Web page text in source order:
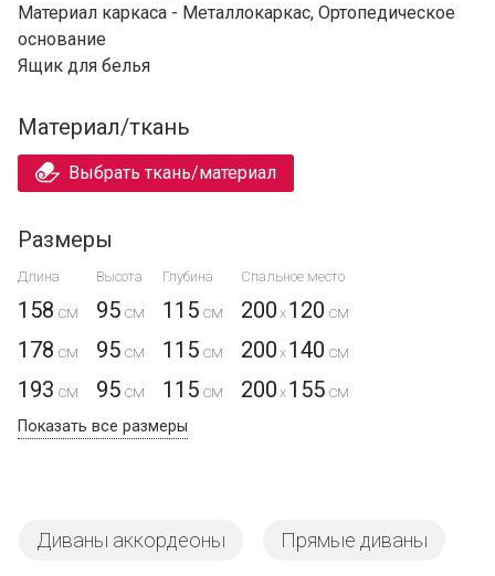
Материал каркаса - Металлокаркас, Ортопедическое
основание
Ящик для белья
Материал/ткань
Выбрать ткань/материал
Размеры
Длина Высота Глубина Спальное место
158 95 115 200 x 120
178
95 115 200 x 140
193
95 115 200 x 155
Показать все размеры
Диваны аккордеоны Прямые диваны